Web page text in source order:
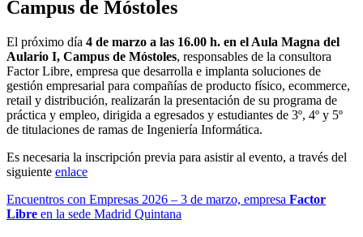
Campus de Móstoles
El próximo día 4 de marzo a las 16.00 h. en el Aula Magna del
Aulario I, Campus de Móstoles, responsables de la consultora
Factor Libre, empresa que desarrolla e implanta soluciones de
gestión empresarial para compañías de producto físico, ecommerce,
retail y distribución, realizarán la presentación de su programa de
práctica y empleo, dirigida a egresados y estudiantes de 3º, 4º y 5º
de titulaciones de ramas de Ingeniería Informática.
Es necesaria la inscripción previa para asistir al evento, a través del
siguiente enlace
Encuentros con Empresas 2026 – 3 de marzo, empresa Factor
Libre en la sede Madrid Quintana